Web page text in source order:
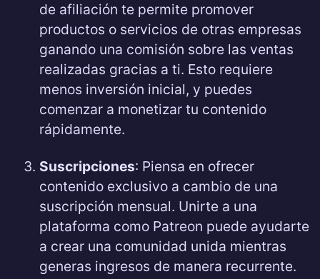
de afiliación te permite promover
productos o servicios de otras empresas
ganando una comisión sobre las ventas
realizadas gracias a ti. Esto requiere
menos inversión inicial, y puedes
comenzar a monetizar tu contenido
rápidamente.
Suscripciones: Piensa en ofrecer
contenido exclusivo a cambio de una
suscripción mensual. Unirte a una
plataforma como Patreon puede ayudarte
a crear una comunidad unida mientras
generas ingresos de manera recurrente.